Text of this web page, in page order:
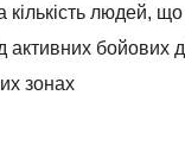
кількість людей,
активних бойових
зонах